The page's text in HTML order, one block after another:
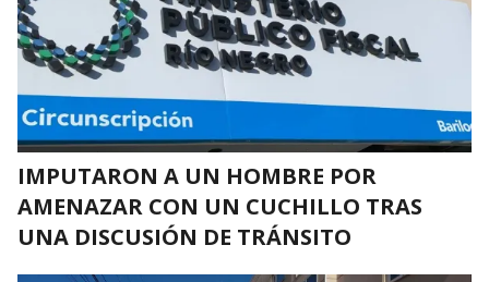
IMPUTARON A UN HOMBRE POR
AMENAZAR CON UN CUCHILLO TRAS
UNA DISCUSIÓN DE TRÁNSITO